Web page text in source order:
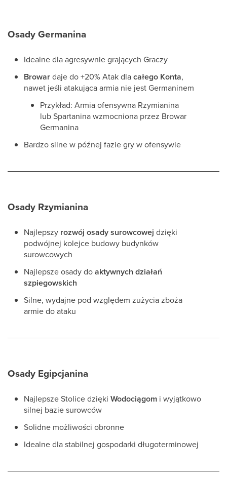
Osady Germanina
Idealne dla agresywnie grających Graczy
Browardaje do +20% Atak dlacałego Konta,
nawet jeśli atakująca armia nie jest Germaninem
Przykład: Armia ofensywna Rzymianina
lub Spartanina wzmocniona przez Browar
Germanina
Bardzo silne w późnej fazie gry w ofensywie
Osady Rzymianina
Najlepszy rozwój osady surowcowej dzięki
podwójnej kolejce budowy budynków
surowcowych
Najlepsze osady doaktywnych działań
szpiegowskich
Silne, wydajne pod względem zużycia zboża
armie do ataku
Osady Egipcjanina
Najlepsze Stolice dzięki Wodociągom i wyjątkowo
silnej bazie surowców
Solidne możliwości obronne
Idealne dla stabilnej gospodarki długoterminowej